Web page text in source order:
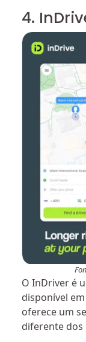
4.
O InDriver é
disponível
oferece um
diferente dos